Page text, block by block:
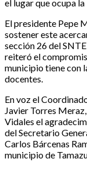
el lugar que ocupa
El presidente Pepe
sostener este
sección 26 del
reiteró el
municipio tiene con
docentes.
En voz el
Javier Torres
Vidales el
del Secretario
Carlos Bárcenas
municipio de